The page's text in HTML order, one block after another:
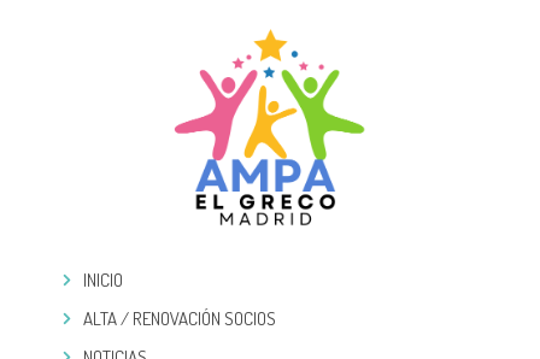
INICIO
ALTA / RENOVACIÓN SOCIOS